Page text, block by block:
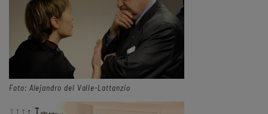
Foto: Alejandro del Valle-Lattanzio